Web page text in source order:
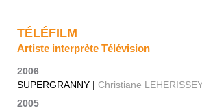
TÉLÉFILM
Artiste interprète Télévision
2006
SUPERGRANNY | Christiane
2005